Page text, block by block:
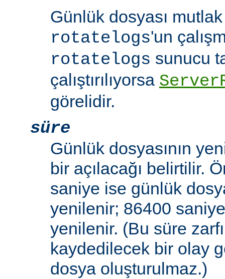
Günlük dosyası
rotatelogs'un
rotatelogs sunucu
çalıştırılıyorsa
görelidir.
süre
Günlük dosyasının
bir açılacağı belirtilir.
saniye ise günlük
yenilenir; 86400
yenilenir. (Bu süre
kaydedilecek bir olay
dosya oluşturulmaz.)